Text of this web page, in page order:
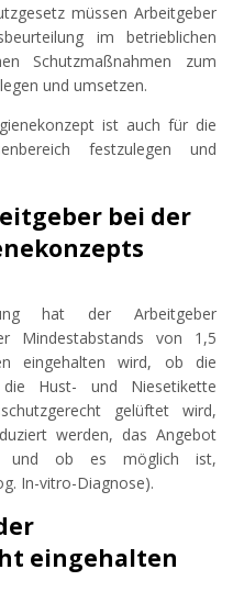
müssen Arbeitgeber
im betrieblichen
Schutzmaßnahmen zum
und umsetzen.
ist auch für die
festzulegen und
bei der
hat der Arbeitgeber
Mindestabstands von 1,5
eingehalten wird, ob die
die Hust- und Niesetikette
gelüftet wird,
werden, das Angebot
und ob es möglich ist,
In-vitro-Diagnose).
eingehalten